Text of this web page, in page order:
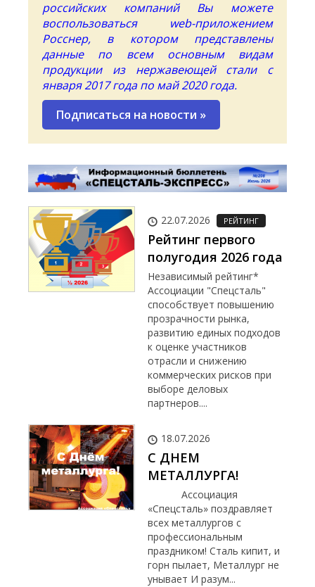
российских компаний Вы можете
воспользоваться web-приложением
Росснер, в котором представлены
данные по всем основным видам
продукции из нержавеющей стали с
января 2017 года по май 2020 года.
Подписаться на новости »
22.07.2026 РЕЙТИНГ
Рейтинг первого
полугодия 2026 года
Независимый рейтинг*
Ассоциации "Спецсталь"
способствует повышению
прозрачности рынка,
развитию единых подходов
к оценке участников
отрасли и снижению
коммерческих рисков при
выборе деловых
партнеров....
18.07.2026
С ДНЕМ
МЕТАЛЛУРГА!
Ассоциация
«Спецсталь» поздравляет
всех металлургов с
профессиональным
праздником! Сталь кипит, и
горн пылает, Металлург не
унывает И разум...